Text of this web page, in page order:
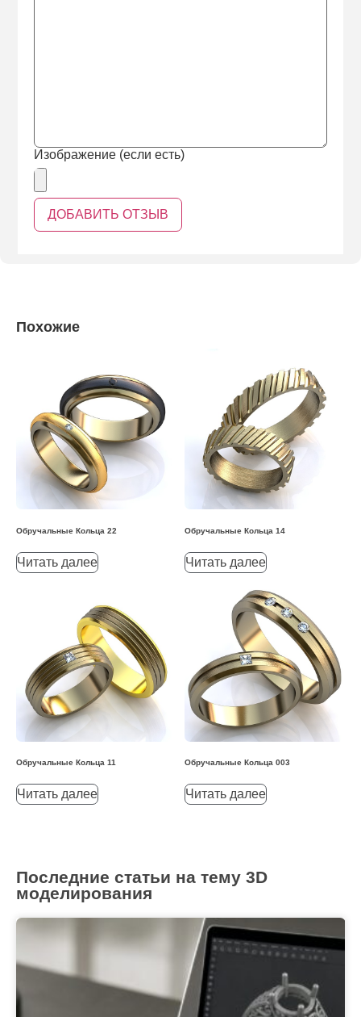
Изображение (если есть)
Похожие
Обручальные Кольца 22
Читать далее
Обручальные Кольца 14
Читать далее
Обручальные Кольца 11
Читать далее
Обручальные Кольца 003
Читать далее
Последние статьи на тему 3D
моделирования